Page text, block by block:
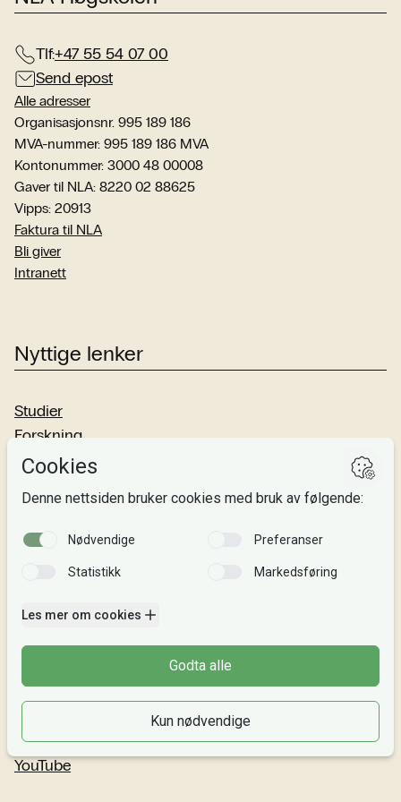
Tlf:+47 55 54 07 00
Send epost
Alle adresser
Organisasjonsnr. 995 189 186
MVA-nummer: 995 189 186 MVA
Kontonummer: 3000 48 00008
Gaver til NLA: 8220 02 88625
Vipps: 20913
Faktura til NLA
Bli giver
Intranett
Nyttige lenker
Studier
Forskning
Om oss
Si fra!
Følg oss
TikTok
LinkedIn
YouTube